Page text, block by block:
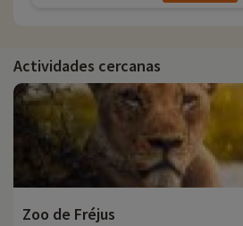
Actividades cercanas
Zoo de Fréjus